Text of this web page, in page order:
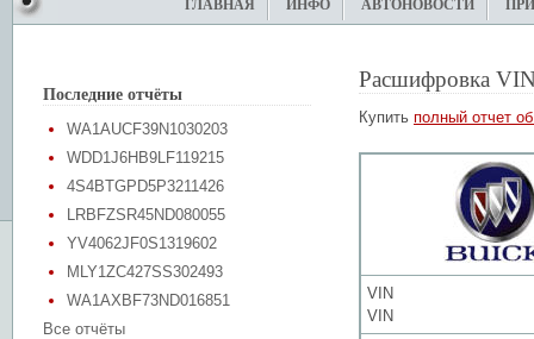
ГЛАВНАЯ ИНФО АВТОНОВОСТИ
Последние отчёты
WA1AUCF39N1030203
WDD1J6HB9LF119215
4S4BTGPD5P3211426
LRBFZSR45ND080055
YV4062JF0S1319602
MLY1ZC427SS302493
WA1AXBF73ND016851
Все отчёты
Расшифровка
Купить полный отчет
VIN
VIN